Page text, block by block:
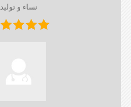
نساء و توليد